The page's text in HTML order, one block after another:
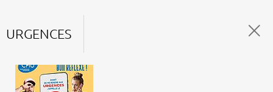
URGENCES